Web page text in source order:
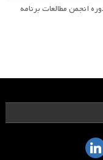
انجمن مطالعات برنامه